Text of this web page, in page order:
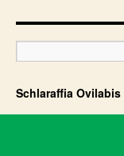
Schlaraffia Ovilabis